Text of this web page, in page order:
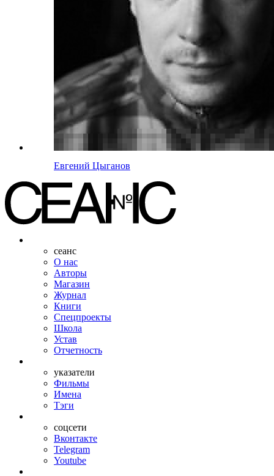
Евгений Цыганов
сеанс
О нас
Авторы
Магазин
Журнал
Книги
Спецпроекты
Школа
Устав
Отчетность
указатели
Фильмы
Имена
Тэги
соцсети
Вконтакте
Telegram
Youtube